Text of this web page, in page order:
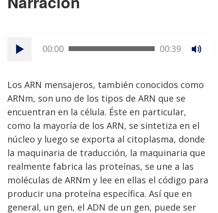
00:00 00:39
Los ARN mensajeros, también conocidos como
ARNm, son uno de los tipos de ARN que se
encuentran en la célula. Éste en particular,
como la mayoría de los ARN, se sintetiza en el
núcleo y luego se exporta al citoplasma, donde
la maquinaria de traducción, la maquinaria que
realmente fabrica las proteínas, se une a las
moléculas de ARNm y lee en ellas el código para
producir una proteína específica. Así que en
general, un gen, el ADN de un gen, puede ser